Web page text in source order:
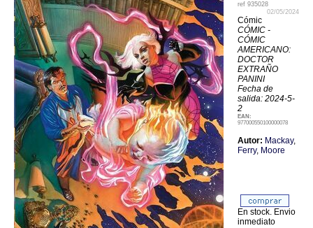
ref 935028
02/05/2024
Cómic
CÓMIC -
CÓMIC
AMERICANO:
DOCTOR
EXTRAÑO
PANINI
Fecha de
salida: 2024-5-
2
EAN:
977000550100000078
Autor: Mackay,
Ferry, Moore
En stock. Envio
inmediato